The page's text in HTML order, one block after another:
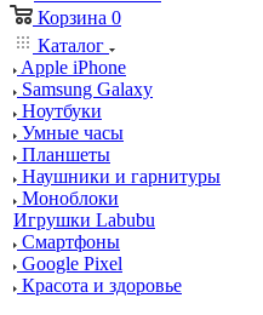
Корзина 0
Каталог
Apple iPhone
Samsung Galaxy
Ноутбуки
Умные часы
Планшеты
Наушники и гарнитуры
Моноблоки
Игрушки Labubu
Смартфоны
Google Pixel
Красота и здоровье